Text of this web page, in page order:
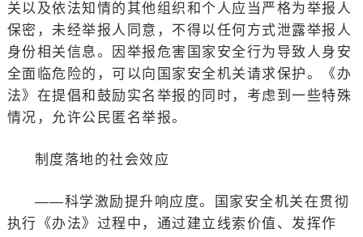
关以及依法知情的其他组织和个人应当严格为举报人
保密，未经举报人同意，不得以任何方式泄露举报人
身份相关信息。因举报危害国家安全行为导致人身安
全面临危险的，可以向国家安全机关请求保护。《办
法》在提倡和鼓励实名举报的同时，考虑到一些特殊
情况，允许公民匿名举报。
制度落地的社会效应
——科学激励提升响应度。国家安全机关在贯彻
执行《办法》过程中，通过建立线索价值、发挥作